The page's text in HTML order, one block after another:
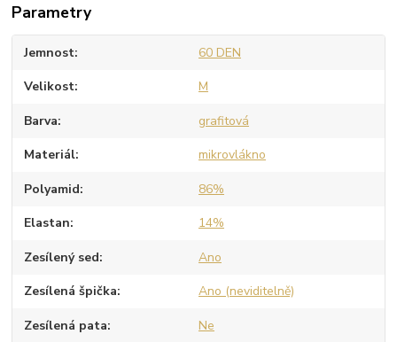
Parametry
Jemnost 60 DEN
Velikost M
Barva grafitová
Materiál mikrovlákno
Polyamid 86%
Elastan 14%
Zesílený sed Ano
Zesílená špička Ano (neviditelně)
Zesílená pata Ne